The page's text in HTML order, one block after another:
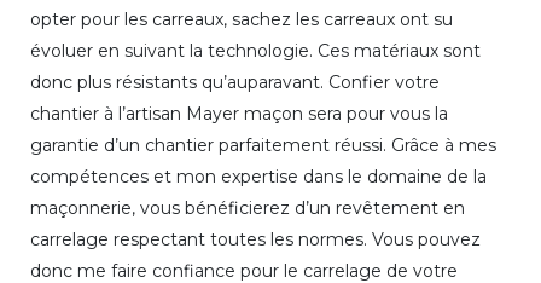
opter pour les carreaux, sachez les carreaux ont su
évoluer en suivant la technologie. Ces matériaux sont
donc plus résistants qu’auparavant. Confier votre
chantier à l’artisan Mayer maçon sera pour vous la
garantie d’un chantier parfaitement réussi. Grâce à mes
compétences et mon expertise dans le domaine de la
maçonnerie, vous bénéficierez d’un revêtement en
carrelage respectant toutes les normes. Vous pouvez
donc me faire confiance pour le carrelage de votre